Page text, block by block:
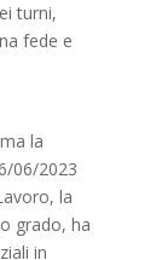
turni,
fede e
la
06/2023
la
grado, ha
in